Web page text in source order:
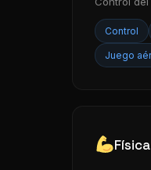
Control
Juego